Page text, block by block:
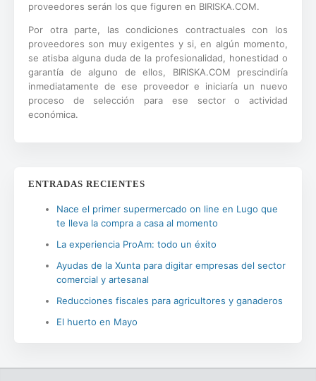
proveedores serán los que figuren en BIRISKA.COM.
Por otra parte, las condiciones contractuales con los
proveedores son muy exigentes y si, en algún momento,
se atisba alguna duda de la profesionalidad, honestidad o
garantía de alguno de ellos, BIRISKA.COM prescindiría
inmediatamente de ese proveedor e iniciaría un nuevo
proceso de selección para ese sector o actividad
económica.
ENTRADAS RECIENTES
Nace el primer supermercado on line en Lugo que
te lleva la compra a casa al momento
La experiencia ProAm: todo un éxito
Ayudas de la Xunta para digitar empresas del sector
comercial y artesanal
Reducciones fiscales para agricultores y ganaderos
El huerto en Mayo